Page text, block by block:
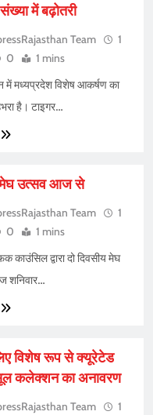
में बढ़ोतरी
Team
1
0 1 mins
में मध्यप्रदेश विशेष आकर्षण का
है। टाइगर…
मेघ उत्सव आज से
Team
1
0 1 mins
काउंसिल द्वारा दो दिवसीय मेघ
शनिवार…
विशेष रूप से क्यूरेटेड
कलेक्शन का अनावरण
Team
1